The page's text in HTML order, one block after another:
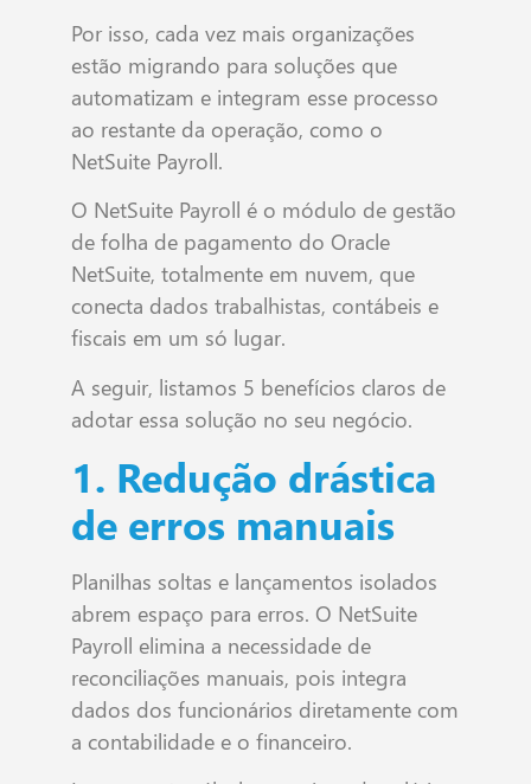
Por isso, cada vez mais organizações
estão migrando para soluções que
automatizam e integram esse processo
ao restante da operação, como o
NetSuite Payroll.
O NetSuite Payroll é o módulo de gestão
de folha de pagamento do Oracle
NetSuite, totalmente em nuvem, que
conecta dados trabalhistas, contábeis e
fiscais em um só lugar.
A seguir, listamos 5 benefícios claros de
adotar essa solução no seu negócio.
1. Redução drástica
de erros manuais
Planilhas soltas e lançamentos isolados
abrem espaço para erros. O NetSuite
Payroll elimina a necessidade de
reconciliações manuais, pois integra
dados dos funcionários diretamente com
a contabilidade e o financeiro.